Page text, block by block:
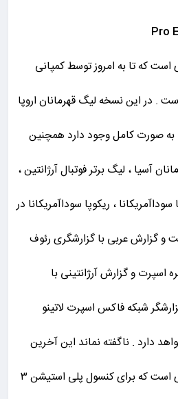
Pro
که تا به امروز توسط کمپانی
. در این نسخه لیگ قهرمانان اروپا
به صورت کامل وجود دارد همچنین
آسیا ، لیگ برتر فوتبال آرژانتین ،
، ریکوپا سوداآمریکانا در
و گزارش عربی با گزارشگری رئوف
اسپرت و گزارش آرژانتینی با
شبکه فاکس اسپرت لاتینو
دارد . ناگفته نماند این آخرین
بازی از سری فوتبال حرفه ای است که برای کنسول پلی استیشن ۳